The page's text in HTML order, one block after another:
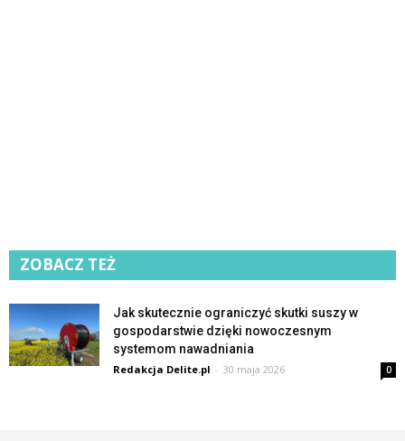
ZOBACZ TEŻ
Jak skutecznie ograniczyć skutki suszy w
gospodarstwie dzięki nowoczesnym
systemom nawadniania
Redakcja Delite.pl - 30 maja 2026 0